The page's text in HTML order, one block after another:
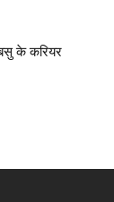
के करियर